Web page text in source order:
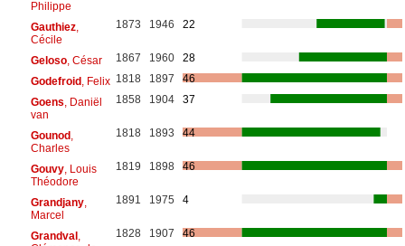
Philippe
Gauthiez,
Cécile
1873 1946 22
Geloso, César 1867 1960
28
Godefroid, Felix 1818 1897
46
Goens , Daniël
van
1858 1904 37
Gounod,
Charles
1818 1893 44
Gouvy, Louis
Théodore
1819 1898 46
Grandjany,
Marcel
1891 1975 4
Grandval,
1828 1907 46